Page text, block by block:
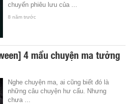
chuyến phiêu lưu của ...
8 năm trước
4 mẩu chuyện ma tưởng
Nghe chuyện ma, ai cũng biết đó là
những câu chuyện hư cấu. Nhưng
chưa ...